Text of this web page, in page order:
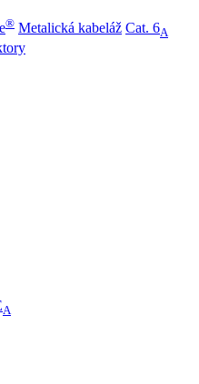
® Metalická kabeláž Cat. 6A
A